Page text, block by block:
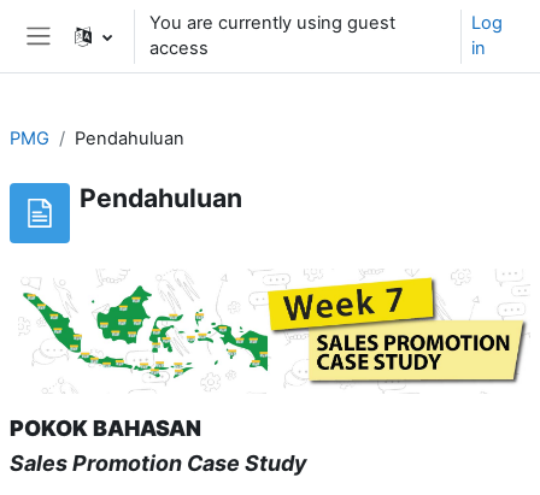
Skip to main content
Side panel
You are currently using guest
access
Log
in
PMG Pendahuluan
Pendahuluan
POKOK BAHASAN
Sales Promotion Case Study